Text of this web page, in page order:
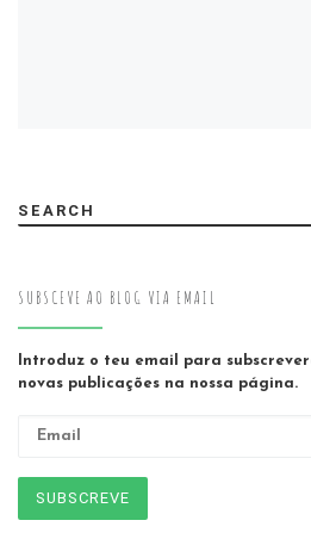
SEARCH
SUBSCEVE AO BLOG VIA EMAIL
Introduz o teu email para
novas publicações na nossa página.
SUBSCREVE